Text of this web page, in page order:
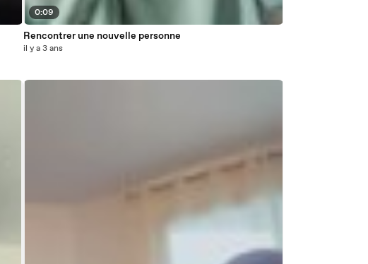
0:09
Rencontrer une nouvelle personne
il y a 3 ans